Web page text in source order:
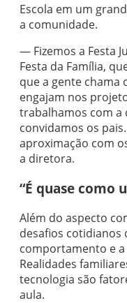
Escola em um
a comunidade.
— Fizemos a Festa
Festa da Família,
que a gente chama
engajam nos
trabalhamos com a
convidamos os
aproximação com
a diretora.
“É quase como
Além do aspecto
desafios cotidianos
comportamento e
Realidades
tecnologia são
aula.